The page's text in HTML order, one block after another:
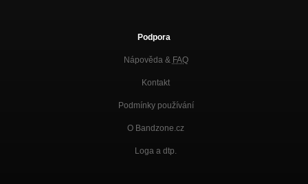
Podpora
Nápověda & FAQ
Kontakt
Podmínky používání
O Bandzone.cz
Loga a dtp.